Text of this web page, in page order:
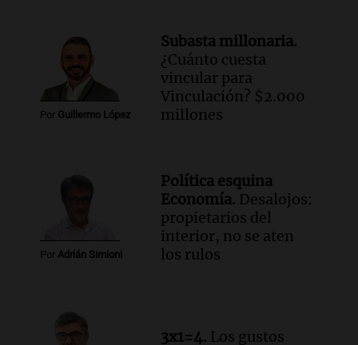
Audio. Murió Jorge Messi
Una mañana para todos
Episodios
Audio.Mateo, a los 25 años, lucha
Episodios
Audio.
Estiman que la inflación nacional
de julio será menor al 2,9% registrado
en CABA
Una mañana para todos
cabra que llevaba ocho días atrapada en
Por Guillermo López
Subasta millonaria.
¿Cuánto cuesta
vincular para
Vinculación? $2.000
millones
Por Adrián Simioni
Política esquina
Economía. Desalojos:
propietarios del
interior, no se aten
los rulos
3x1=4. Los gustos